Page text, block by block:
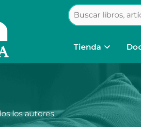
Tienda keyboard_arrow_down
los autores